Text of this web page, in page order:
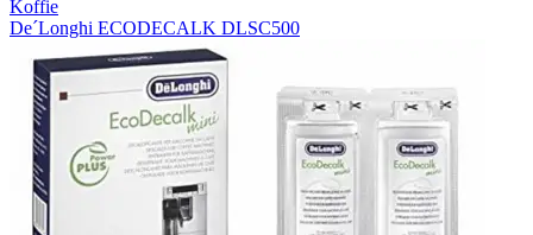
Koffie
De´Longhi ECODECALK DLSC500